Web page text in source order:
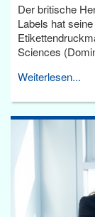
Der britische
Labels hat
Sciences
Weiterlesen...